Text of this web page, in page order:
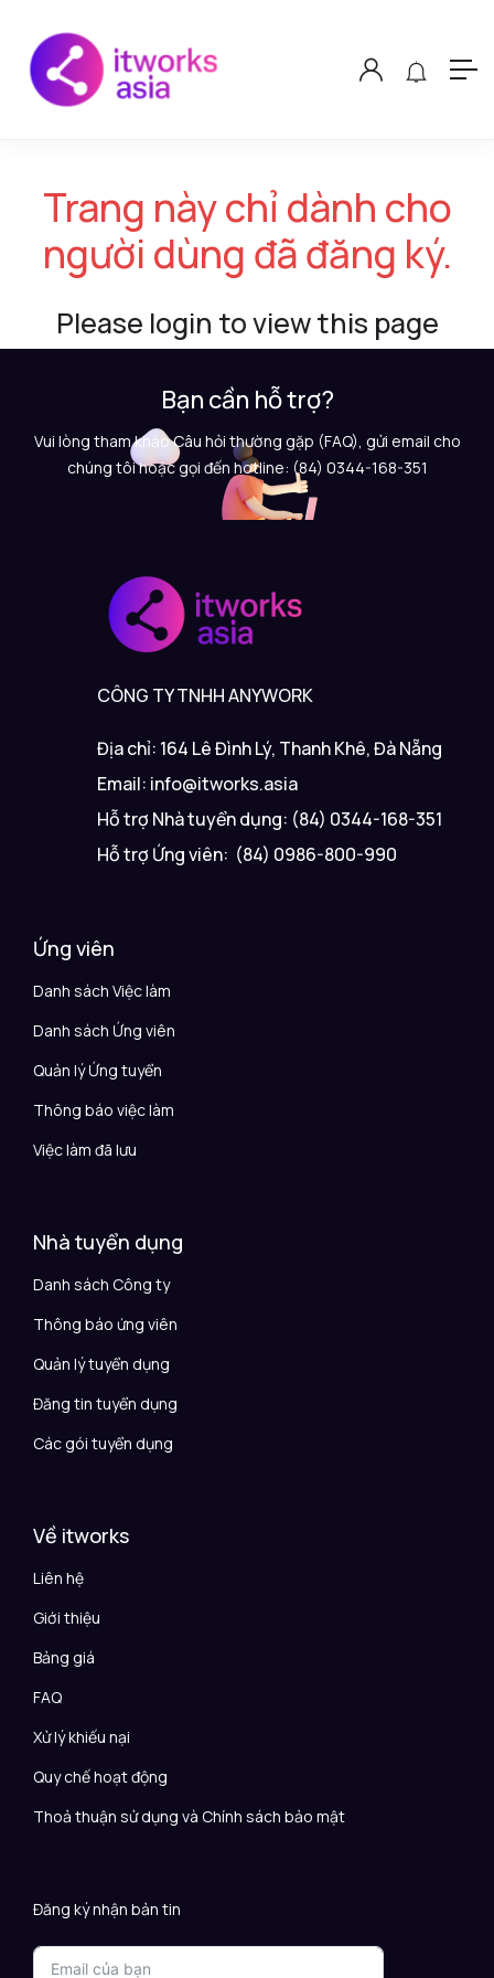
Trang này chỉ dành cho
người dùng đã đăng ký.
Please login to view this page
Bạn cần hỗ trợ?
Vui lòng tham khảo Câu hỏi thường gặp (FAQ), gửi email cho
chúng tôi hoặc gọi đến hotline: (84) 0344-168-351
CÔNG TY TNHH ANYWORK
Địa chỉ: 164 Lê Đình Lý, Thanh Khê, Đà Nẵng
Email: info@itworks.asia
Hỗ trợ Nhà tuyển dụng: (84) 0344-168-351
Hỗ trợ Ứng viên: (84) 0986-800-990
Ứng viên
Danh sách Việc làm
Danh sách Ứng viên
Quản lý Ứng tuyển
Thông báo việc làm
Việc làm đã lưu
Nhà tuyển dụng
Danh sách Công ty
Thông báo ứng viên
Quản lý tuyển dụng
Đăng tin tuyển dụng
Các gói tuyển dụng
Về itworks
Liên hệ
Giới thiệu
Bảng giá
FAQ
Xử lý khiếu nại
Quy chế hoạt động
Thoả thuận sử dụng và Chính sách bảo mật
Đăng ký nhận bản tin